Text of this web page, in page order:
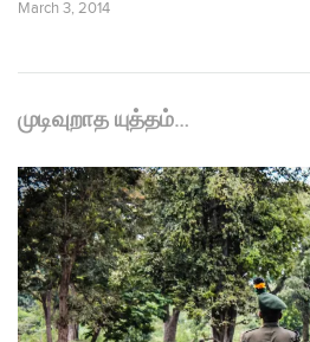
March 3, 2014
முடிவுறாத யுத்தம்…